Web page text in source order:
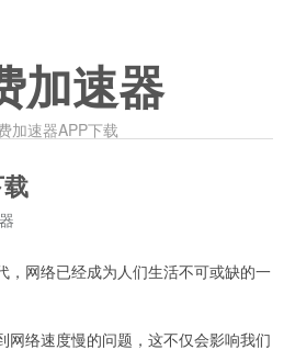
加速器
加速器APP下载
网络已经成为人们生活不可或缺的一
络速度慢的问题，这不仅会影响我们